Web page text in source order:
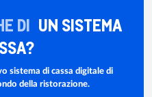
DI UN SISTEMA
sistema di cassa digitale di
della ristorazione.